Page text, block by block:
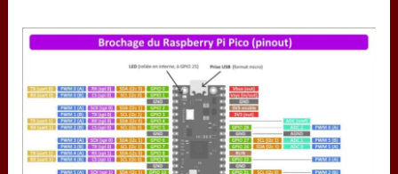
Clarinette basse
augmentée
used IP adress (restricted)
used I2C adresses
IBM